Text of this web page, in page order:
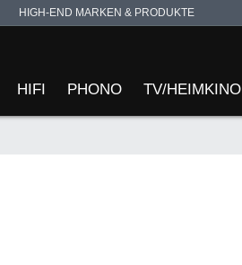
HIGH-END MARKEN & PRODUKTE
HIFI PHONO TV/HEIMKINO